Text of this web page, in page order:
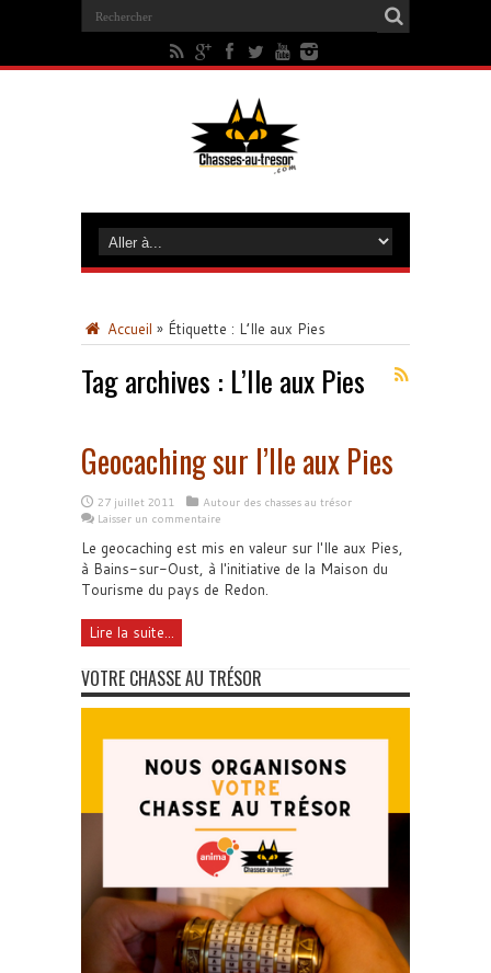
Accueil » Étiquette : L’Ile aux Pies
Tag archives : L’Ile aux Pies
Geocaching sur l’Ile aux Pies
27 juillet 2011
Autour des chasses au trésor
Laisser un commentaire
Le geocaching est mis en valeur sur l'Ile aux Pies,
à Bains-sur-Oust, à l'initiative de la Maison du
Tourisme du pays de Redon.
Lire la suite...
VOTRE CHASSE AU TRÉSOR